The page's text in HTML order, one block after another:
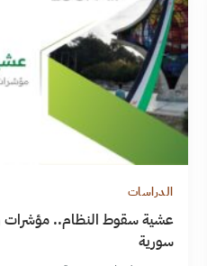
الدراسات
عشية سقوط النظام.. مؤشرات
سورية